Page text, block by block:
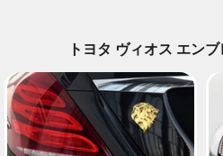
トヨタ ヴィオス エン